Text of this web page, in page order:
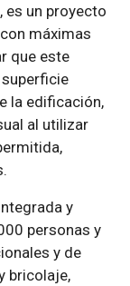
es un proyecto
máximas
que este
la edificación,
al utilizar
y
personas y
y de
bricolaje,